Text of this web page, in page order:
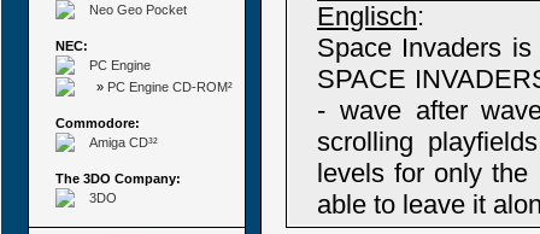
Neo Geo Pocket
NEC:
PC Engine
» PC Engine CD-ROM²
Commodore:
Amiga CD³²
The 3DO Company:
3DO
Englisch:
Space Invaders
SPACE
- wave after
scrolling
levels for only
able to leave it